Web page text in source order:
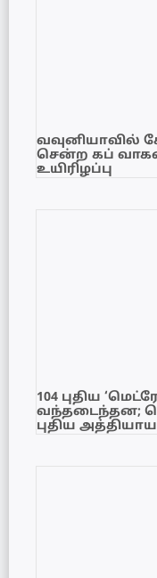
வவுனியாவில்
சென்ற கப்
உயிரிழப்பு
104 புதிய
வந்தடைந்தன;
புதிய